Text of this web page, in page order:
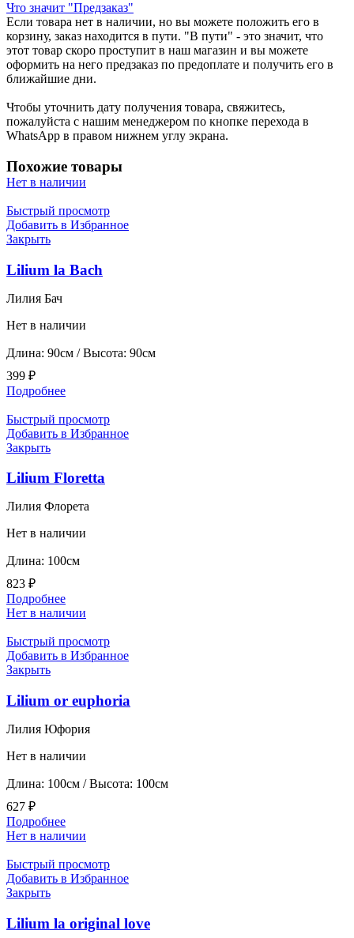
Что значит "Предзаказ"
Если товара нет в наличии, но вы можете положить его в
корзину, заказ находится в пути. "В пути" - это значит, что
этот товар скоро проступит в наш магазин и вы можете
оформить на него предзаказ по предоплате и получить его в
ближайшие дни.
Чтобы уточнить дату получения товара, свяжитесь,
пожалуйста с нашим менеджером по кнопке перехода в
WhatsApp в правом нижнем углу экрана.
Похожие товары
Нет в наличии
Быстрый просмотр
Добавить в Избранное
Закрыть
Lilium la Bach
Лилия Бач
Нет в наличии
Длина: 90см / Высота: 90см
399 ₽
Подробнее
Быстрый просмотр
Добавить в Избранное
Закрыть
Lilium Floretta
Лилия Флорета
Нет в наличии
Длина: 100см
823 ₽
Подробнее
Нет в наличии
Быстрый просмотр
Добавить в Избранное
Закрыть
Lilium or euphoria
Лилия Юфория
Нет в наличии
Длина: 100см / Высота: 100см
627 ₽
Подробнее
Нет в наличии
Быстрый просмотр
Добавить в Избранное
Закрыть
Lilium la original love